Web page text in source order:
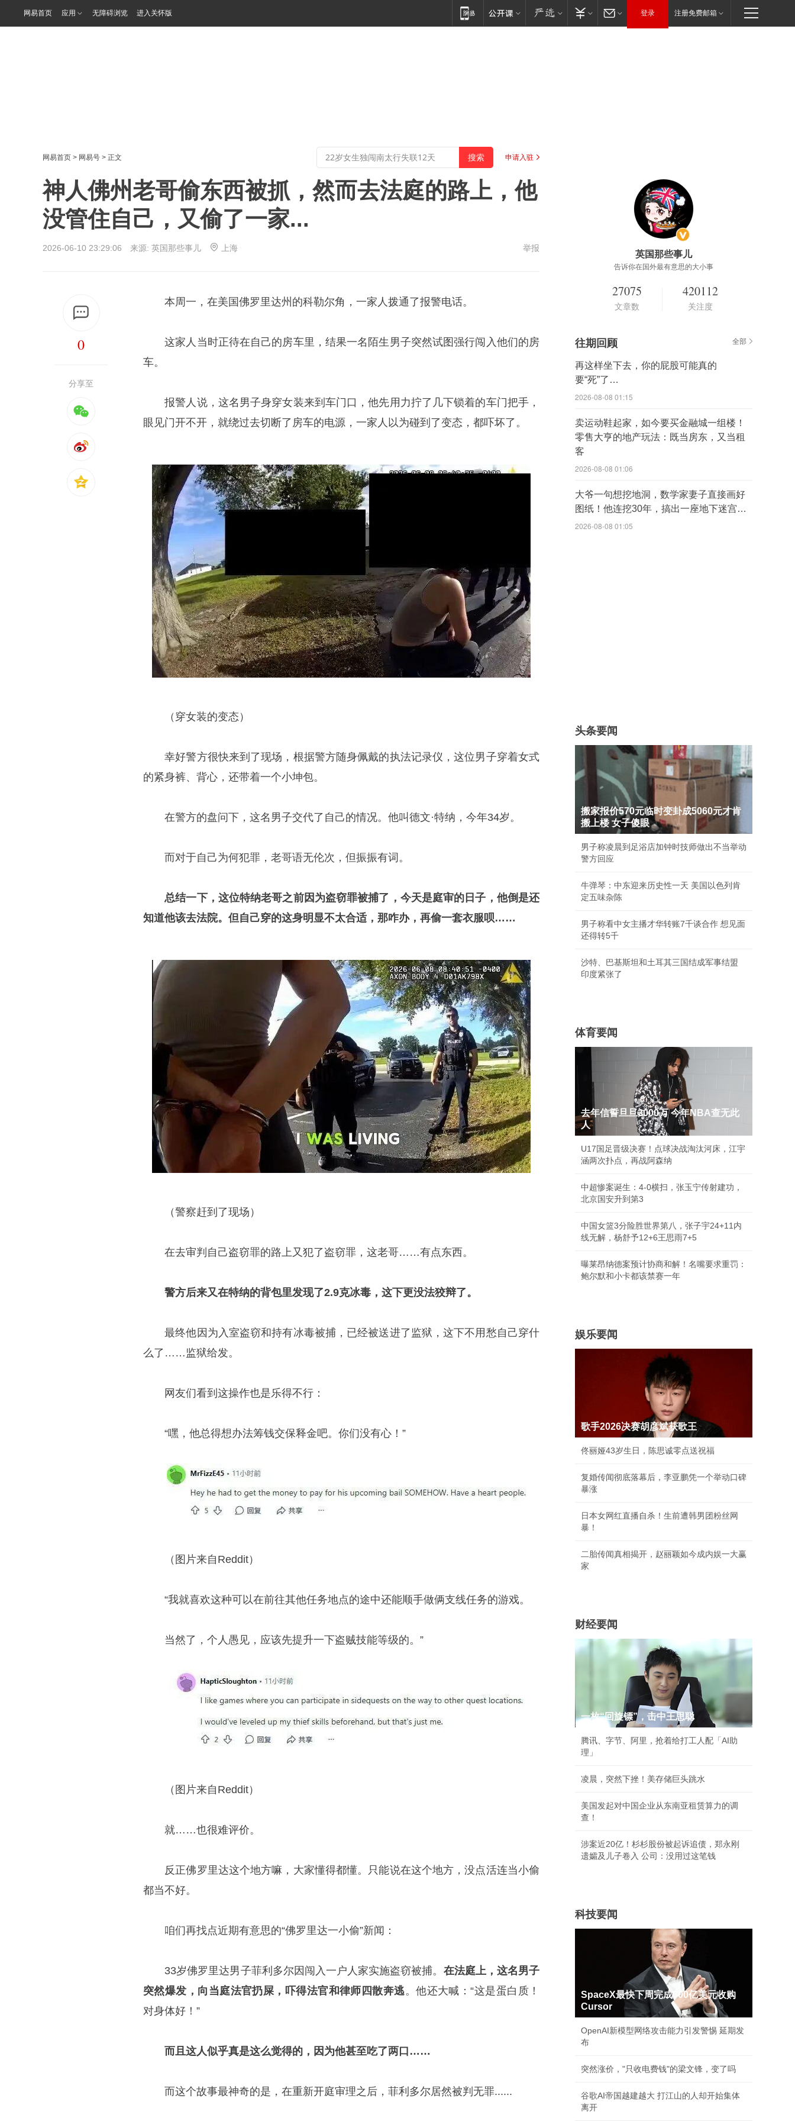
网易首页 应用 无障碍浏览 进入关怀版 登录 注册免费邮箱
网易首页 > 网易号 > 正文 申请入驻
神人佛州老哥偷东西被抓，然而去法庭的路上，他
没管住自己，又偷了一家...
2026-06-10 23:29:06 来源: 英国那些事儿 上海 举报
0
分享至
本周一，在美国佛罗里达州的科勒尔角，一家人拨通了报警电话。
这家人当时正待在自己的房车里，结果一名陌生男子突然试图强行闯入他们的房
车。
报警人说，这名男子身穿女装来到车门口，他先用力拧了几下锁着的车门把手，
眼见门开不开，就绕过去切断了房车的电源，一家人以为碰到了变态，都吓坏了。
（穿女装的变态）
幸好警方很快来到了现场，根据警方随身佩戴的执法记录仪，这位男子穿着女式
的紧身裤、背心，还带着一个小坤包。
在警方的盘问下，这名男子交代了自己的情况。他叫德文·特纳，今年34岁。
而对于自己为何犯罪，老哥语无伦次，但振振有词。
总结一下，这位特纳老哥之前因为盗窃罪被捕了，今天是庭审的日子，他倒是还
知道他该去法院。但自己穿的这身明显不太合适，那咋办，再偷一套衣服呗……
（警察赶到了现场）
在去审判自己盗窃罪的路上又犯了盗窃罪，这老哥……有点东西。
警方后来又在特纳的背包里发现了2.9克冰毒，这下更没法狡辩了。
最终他因为入室盗窃和持有冰毒被捕，已经被送进了监狱，这下不用愁自己穿什
么了……监狱给发。
网友们看到这操作也是乐得不行：
“嘿，他总得想办法筹钱交保释金吧。你们没有心！”
（图片来自Reddit）
“我就喜欢这种可以在前往其他任务地点的途中还能顺手做俩支线任务的游戏。
当然了，个人愚见，应该先提升一下盗贼技能等级的。”
（图片来自Reddit）
就……也很难评价。
反正佛罗里达这个地方嘛，大家懂得都懂。只能说在这个地方，没点活连当小偷
都当不好。
咱们再找点近期有意思的“佛罗里达一小偷”新闻：
33岁佛罗里达男子菲利多尔因闯入一户人家实施盗窃被捕。 在法庭上，这名男子
突然爆发，向当庭法官扔屎，吓得法官和律师四散奔逃。他还大喊：“这是蛋白质！
对身体好！”
而且这人似乎真是这么觉得的，因为他甚至吃了两口……
而这个故事最神奇的是，在重新开庭审理之后，菲利多尔居然被判无罪......
英国那些事儿
告诉你在国外最有意思的大小事
27075
文章数
420112
关注度
往期回顾 全部
再这样坐下去，你的屁股可能真的
要“死”了…
2026-08-08 01:15
卖运动鞋起家，如今要买金融城一组楼！
零售大亨的地产玩法：既当房东，又当租
客
2026-08-08 01:06
大爷一句想挖地洞，数学家妻子直接画好
图纸！他连挖30年，搞出一座地下迷宫…
2026-08-08 01:05
头条要闻
搬家报价570元临时变卦成5060元才肯
搬上楼 女子傻眼
男子称凌晨到足浴店加钟时技师做出不当举动
警方回应
牛弹琴：中东迎来历史性一天 美国以色列肯
定五味杂陈
男子称看中女主播才华转账7千谈合作 想见面
还得转5千
沙特、巴基斯坦和土耳其三国结成军事结盟
印度紧张了
体育要闻
去年信誓旦旦3000万 今年NBA查无此
人
U17国足晋级决赛！点球决战淘汰河床，江宇
涵两次扑点，再战阿森纳
中超惨案诞生：4-0横扫，张玉宁传射建功，
北京国安升到第3
中国女篮3分险胜世界第八，张子宇24+11内
线无解，杨舒予12+6王思雨7+5
曝莱昂纳德案预计协商和解！名嘴要求重罚：
鲍尔默和小卡都该禁赛一年
娱乐要闻
歌手2026决赛胡彦斌获歌王
佟丽娅43岁生日，陈思诚零点送祝福
复婚传闻彻底落幕后，李亚鹏凭一个举动口碑
暴涨
日本女网红直播自杀！生前遭韩男团粉丝网
暴！
二胎传闻真相揭开，赵丽颖如今成内娱一大赢
家
财经要闻
一枚“回旋镖”，击中王思聪
腾讯、字节、阿里，抢着给打工人配「AI助
理」
凌晨，突然下挫！美存储巨头跳水
美国发起对中国企业从东南亚租赁算力的调
查！
涉案近20亿！杉杉股份被起诉追债，郑永刚
遗孀及儿子卷入 公司：没用过这笔钱
科技要闻
SpaceX最快下周完成600亿美元收购
Cursor
OpenAI新模型网络攻击能力引发警惕 延期发
布
突然涨价，"只收电费钱"的梁文锋，变了吗
谷歌AI帝国越建越大 打江山的人却开始集体
离开